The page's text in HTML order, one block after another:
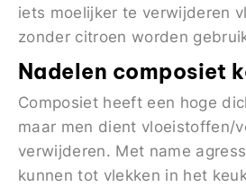
iets moelijker te verwijderen
zonder citroen worden
Nadelen composiet
Composiet heeft een hoge
maar men dient vloeistoffen/
verwijderen. Met name
kunnen tot vlekken in het